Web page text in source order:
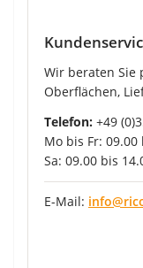
Wir beraten Sie
Oberflächen,
Telefon: +49
Mo bis Fr:
Sa: 09.00 bis
E-Mail: